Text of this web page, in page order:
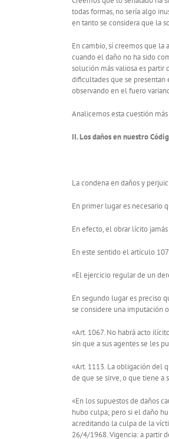
todas formas, no sería algo
en tanto se considera que la
En cambio, sí creemos que
cuando el daño no ha sido
solución más valiosa es
dificultades que se presentan
observando en el fuero
Analicemos esta cuestión
II. Los daños en nuestro
La condena en daños y
En primer lugar es necesario
En efecto, el obrar lícito
En este sentido el artículo
«El ejercicio regular de un
En segundo lugar es preciso
se considere una imputación
«Art. 1067. No habrá acto
sin que a sus agentes se les
«Art. 1113. La obligación del
de que se sirve, o que tiene a
«En los supuestos de daños
hubo culpa; pero si el daño
acreditando la culpa de la
26/4/1968. Vigencia: a partir